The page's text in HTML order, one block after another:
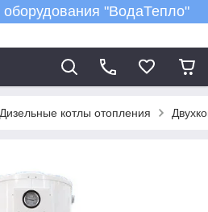
оборудования "ВодаТепло"
Дизельные котлы отопления